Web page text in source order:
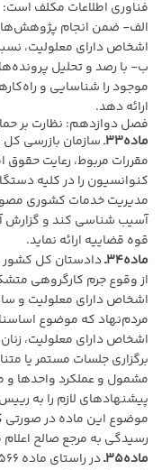
فناوری اطلاعات مکلف است:
الف- ضمن انجام پژوهش‌ها
اشخاص دارای معلولیت،
ب- با رصد و تحلیل
موجود را شناسایی و
ارائه دهد.
فصل دوازدهم: نظارت بر
ماده۳۳
ـ سازمان بازرسی
مقررات مربوط، رعایت
آسیب ‌شناسی کند و گزارش
قوه قضاییه ارائه نماید.
ماده۳۴ـ
دادستان کل کشور
از وقوع جرم کارگروهی
اشخاص دارای معلولیت و
مردم‌نهاد که موضوع
اشخاص دارای معلولیت،
برگزاری جلسات مستمر یا
مشمول و عملکرد واحدها و
پیشنهادهای لازم را به
موضوع این ماده در صورتی
رسیدگی به مرجع صالح
ماده۳۵ـ